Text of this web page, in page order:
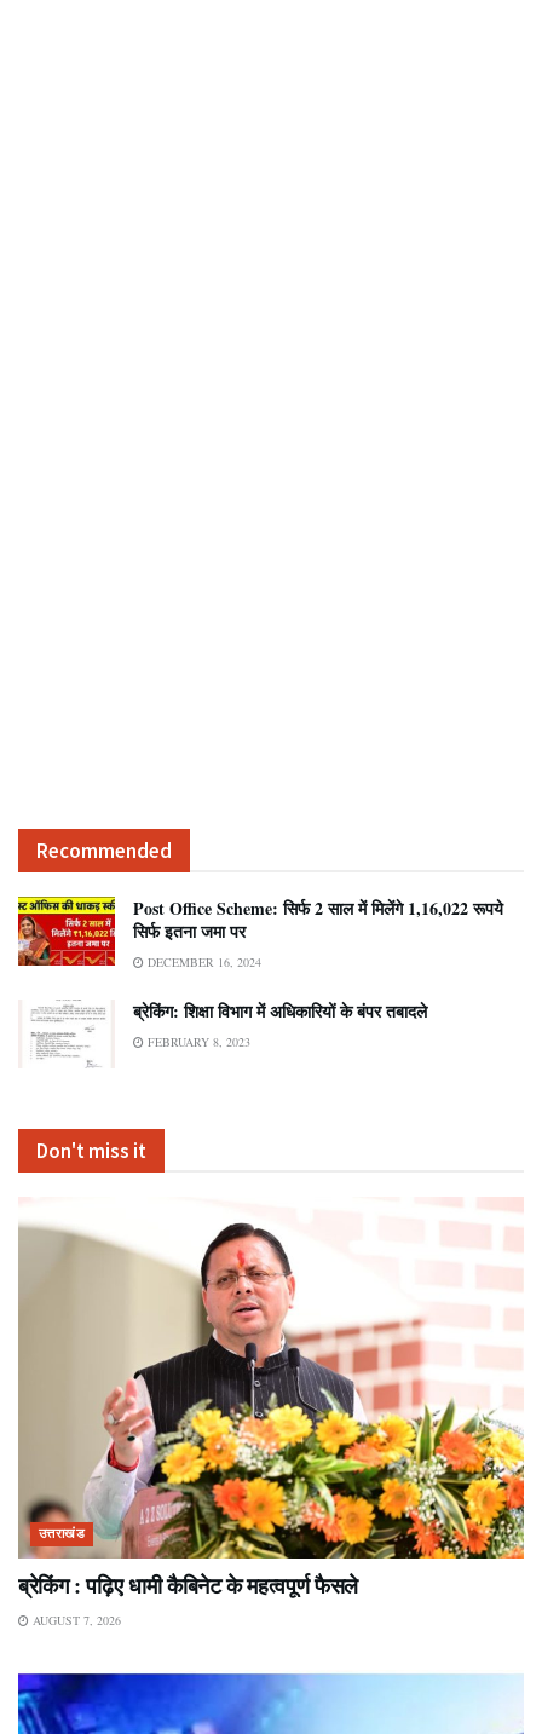
Recommended
Post Office Scheme: सिर्फ 2 साल में मिलेंगे 1,16,022 रूपये
सिर्फ इतना जमा पर
DECEMBER 16, 2024
ब्रेकिंग: शिक्षा विभाग में अधिकारियों के बंपर तबादले
FEBRUARY 8, 2023
Don't miss it
उत्तराखंड
ब्रेकिंग : पढ़िए धामी कैबिनेट के महत्वपूर्ण फैसले
AUGUST 7, 2026